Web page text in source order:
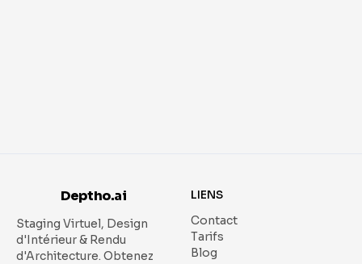
Deptho.ai
Staging Virtuel, Design
d'Intérieur & Rendu
d'Architecture. Obtenez
LIENS
Contact
Tarifs
Blog